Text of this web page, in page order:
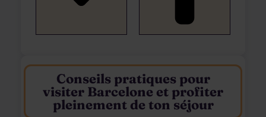
Conseils pratiques pour
visiter Barcelone et profiter
pleinement de ton séjour